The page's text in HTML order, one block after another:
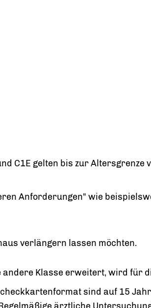
C1E gelten bis zur
Anforderungen" wie
verlängern lassen möchten.
Klasse erweitert, wird für
sind auf 15